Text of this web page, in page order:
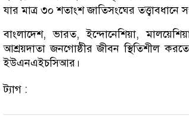
যার মাত্র ৩০ শতাংশ জাতিসংঘের তত্ত্বাবধানে
বাংলাদেশ, ভারত, ইন্দোনেশিয়া,
আশ্রয়দাতা জনগোষ্ঠীর জীবন স্থিতিশীল
ইউএনএইচসিআর।
ট্যাগ :